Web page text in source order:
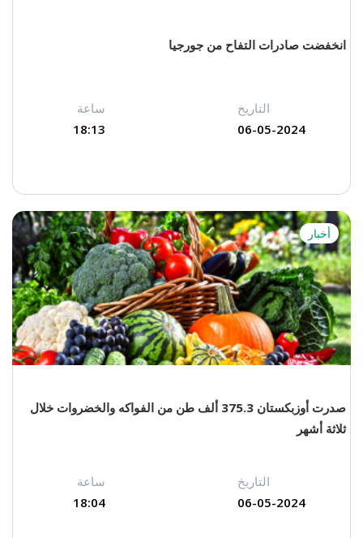
انخفضت صادرات التفاح من جورجيا
التاريخ
ساعة
06-05-2024
18:13
أخبار
صدرت أوزبكستان 375.3 ألف طن من الفواكه والخضروات خلال
ثلاثة أشهر
التاريخ
ساعة
06-05-2024
18:04